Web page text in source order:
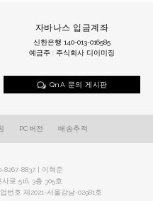
자바나스 입금계좌
신한은행 140-013-016585
예금주 : 주식회사 디이미징
QnA 문의 게시판
PC버전 배송추적
8267-8837 | 이혁준
로 516, 3층 305호
번호 제2021-서울강남-02981호